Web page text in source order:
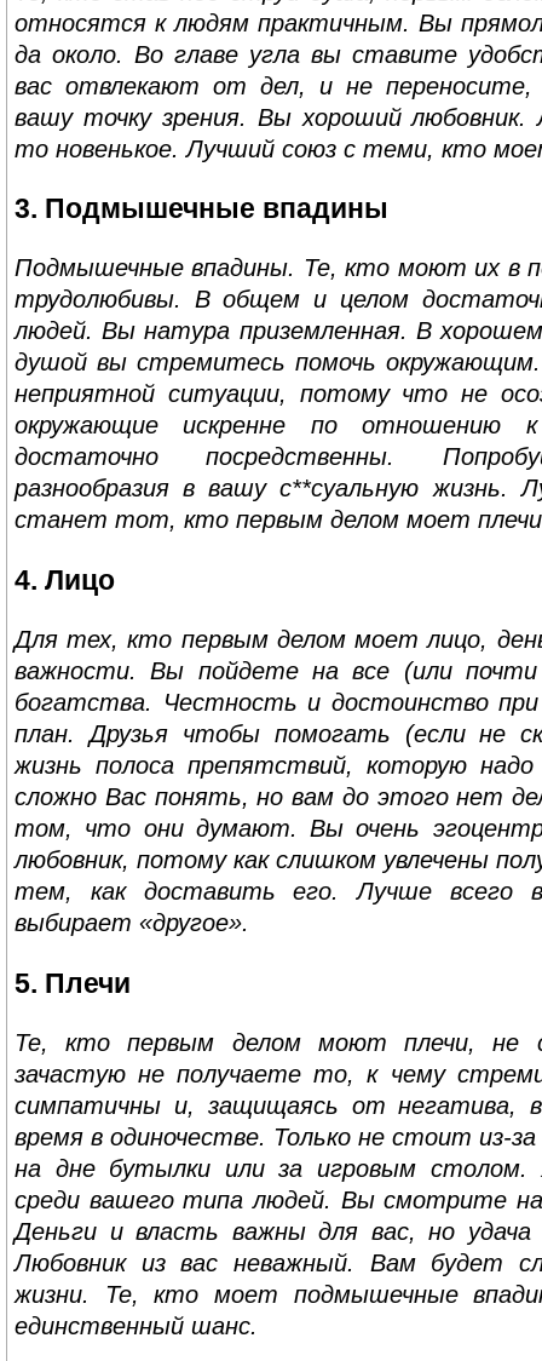
относятся к людям практичным. Вы
да около. Во главе угла вы ставите
вас отвлекают от дел, и не переносите,
вашу точку зрения. Вы хороший
то новенькое. Лучший союз с теми, кто
3. Подмышечные впадины
Подмышечные впадины. Те, кто моют их в
трудолюбивы. В общеми целом
людей. Вы натура приземленная. В
душой вы стремитесь помочь
неприятной ситуации, потому что не
окружающие искренне по отношению
достаточно посредственны.
разнообразия в вашу с**суальную жизнь.
станет тот, кто первым делом моет
4. Лицо
Для тех, кто первым делом моет лицо,
важности. Вы пойдете на все (или
богатства. Честность и достоинство
план. Друзья чтобы помогать (если не
жизнь полоса препятствий, которую
сложно Вас понять, но вам до этого нет
том, что они думают. Вы очень
любовник, потому как слишком увлечены
тем, как доставить его. Лучше
выбирает «другое».
5. Плечи
Те, кто первым делом моют плечи, не
зачастую не получаете то, к чему
симпатичны и, защищаясь от негатива,
время в одиночестве. Только не стоит из-
на дне бутылки или за игровым
среди вашего типа людей. Вы смотрите
Деньги и власть важны для вас, но
Любовник из вас неважный. Вам будет
жизни. Те, кто моет подмышечные
единственный шанс.